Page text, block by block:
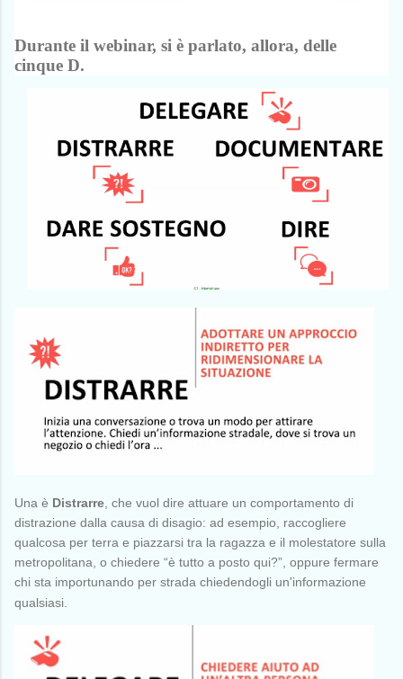
Durante il webinar, si è parlato, allora, delle
cinque D.
Una è Distrarre, che vuol dire attuare un comportamento di
distrazione dalla causa di disagio: ad esempio, raccogliere
qualcosa per terra e piazzarsi tra la ragazza e il molestatore sulla
metropolitana, o chiedere “è tutto a posto qui?”, oppure fermare
chi sta importunando per strada chiedendogli un'informazione
qualsiasi.